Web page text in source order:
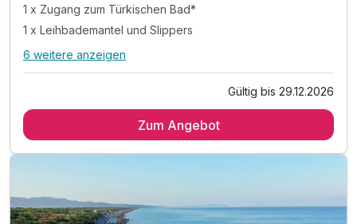
1 x Zugang zum Türkischen Bad*
1 x Leihbademantel und Slippers
Alle Inklusivleistungen
2 x reichhaltiges Frühstück vom Buffet
inkl. kostenfreiem Leihfahrrad*
6 weitere anzeigen
Gültig bis 29.12.2026
Zum Angebot